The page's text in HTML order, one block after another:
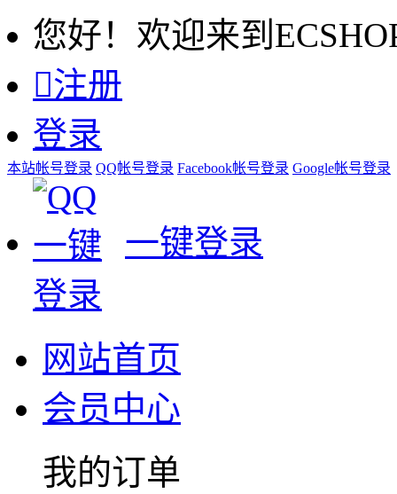
您好！欢迎来到
注册
登录
本站帐号登录 QQ帐号登录 Facebook帐号登录 Google帐号登录
一键登录
网站首页
会员中心
我的订单